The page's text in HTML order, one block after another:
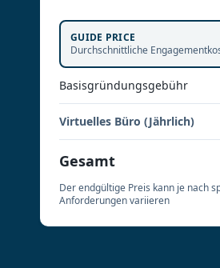
GUIDE PRICE
Durchschnittliche
Basisgründungsgebühr
Virtuelles Büro (Jährlich)
Gesamt
Der endgültige Preis kann je nach
Anforderungen variieren